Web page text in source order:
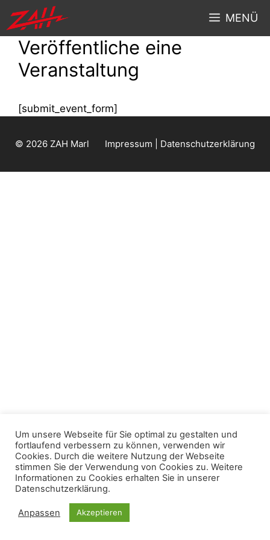
MENÜ
Veröffentliche eine
Veranstaltung
[submit_event_form]
© 2026 ZAH Marl Impressum | Datenschutzerklärung
Um unsere Webseite für Sie optimal zu gestalten und
fortlaufend verbessern zu können, verwenden wir
Cookies. Durch die weitere Nutzung der Webseite
stimmen Sie der Verwendung von Cookies zu. Weitere
Informationen zu Cookies erhalten Sie in unserer
Datenschutzerklärung.
Anpassen Akzeptieren